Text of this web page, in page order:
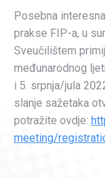
Posebna
prakse FIP-a, u
Sveučilištem
međunarodnog
i 5. srpnja/jula
slanje sažetaka
potražite ovdje:
meeting/